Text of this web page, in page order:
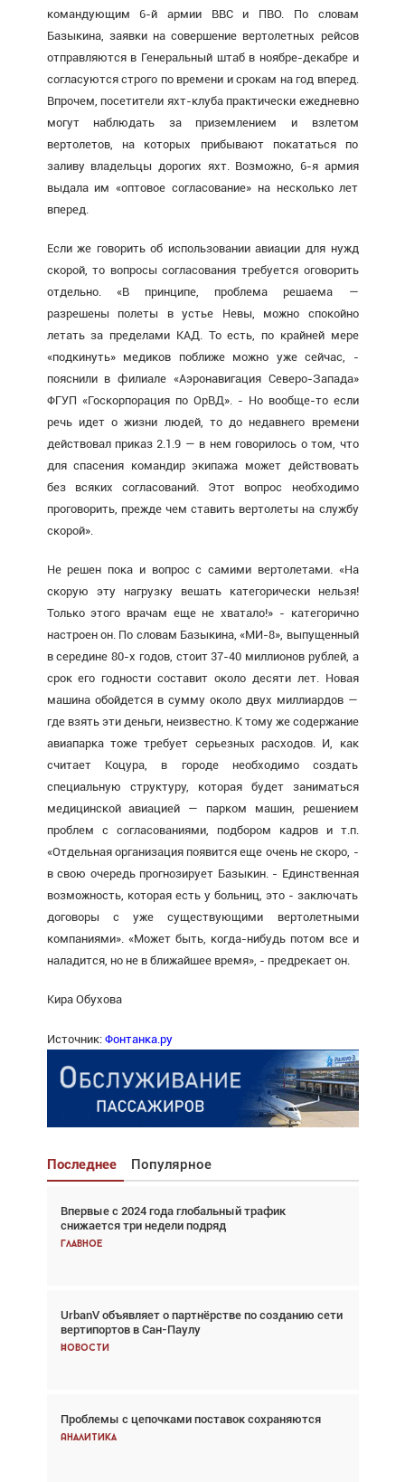
командующим 6-й армии ВВС и ПВО. По словам
Базыкина, заявки на совершение вертолетных рейсов
отправляются в Генеральный штаб в ноябре-декабре и
согласуются строго по времени и срокам на год вперед.
Впрочем, посетители яхт-клуба практически ежедневно
могут наблюдать за приземлением и взлетом
вертолетов, на которых прибывают покататься по
заливу владельцы дорогих яхт. Возможно, 6-я армия
выдала им «оптовое согласование» на несколько лет
вперед.
Если же говорить об использовании авиации для нужд
скорой, то вопросы согласования требуется оговорить
отдельно. «В принципе, проблема решаема —
разрешены полеты в устье Невы, можно спокойно
летать за пределами КАД. То есть, по крайней мере
«подкинуть» медиков поближе можно уже сейчас, -
пояснили в филиале «Аэронавигация Северо-Запада»
ФГУП «Госкорпорация по ОрВД». - Но вообще-то если
речь идет о жизни людей, то до недавнего времени
действовал приказ 2.1.9 — в нем говорилось о том, что
для спасения командир экипажа может действовать
без всяких согласований. Этот вопрос необходимо
проговорить, прежде чем ставить вертолеты на службу
скорой».
Не решен пока и вопрос с самими вертолетами. «На
скорую эту нагрузку вешать категорически нельзя!
Только этого врачам еще не хватало!» - категорично
настроен он. По словам Базыкина, «МИ-8», выпущенный
в середине 80-х годов, стоит 37-40 миллионов рублей, а
срок его годности составит около десяти лет. Новая
машина обойдется в сумму около двух миллиардов —
где взять эти деньги, неизвестно. К тому же содержание
авиапарка тоже требует серьезных расходов. И, как
считает Коцура, в городе необходимо создать
специальную структуру, которая будет заниматься
медицинской авиацией — парком машин, решением
проблем с согласованиями, подбором кадров и т.п.
«Отдельная организация появится еще очень не скоро, -
в свою очередь прогнозирует Базыкин. - Единственная
возможность, которая есть у больниц, это - заключать
договоры с уже существующими вертолетными
компаниями». «Может быть, когда-нибудь потом все и
наладится, но не в ближайшее время», - предрекает он.
Кира Обухова
Источник: Фонтанка.ру
Последнее Популярное
Впервые с 2024 года глобальный трафик
снижается три недели подряд
Главное
UrbanV объявляет о партнёрстве по созданию сети
вертипортов в Сан-Паулу
Новости
Проблемы с цепочками поставок сохраняются
Аналитика
Взгляд с высоты: тандем вертолётов и БПЛА в
спасательных операциях
Главное
Авиационный фотограф Дэйв Кох: «Фотография
говорит сама за себя... а ИИ всё портит»
Новости
Впервые с 2024 года глобальный трафик
снижается три недели подряд